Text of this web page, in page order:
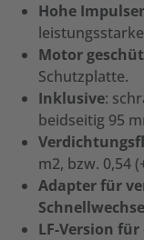
Hohe
Motor
Schutzplatte.
Inklusive:
beidseitig 95
m2, bzw. 0,54
Adapter für
LF-Version